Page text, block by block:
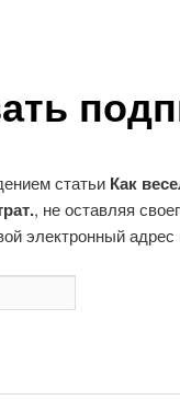
статьи Как
, не оставляя
электронный